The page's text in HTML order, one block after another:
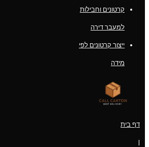
קרטונים וחבילות
למעבר דירה
ייצור קרטונים לפי
מידה
דף בית